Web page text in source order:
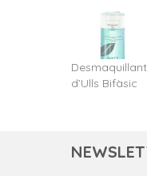
Desmaquillant
d’Ulls Bifàsic